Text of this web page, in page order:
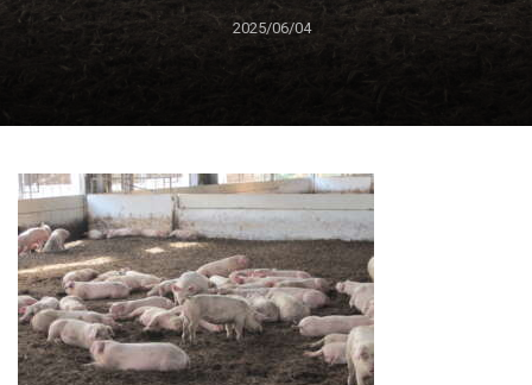
2025/06/04